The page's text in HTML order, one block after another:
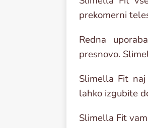
prekomerni
Redna
presnovo.
Slimella Fit
lahko izgubite
Slimella Fit